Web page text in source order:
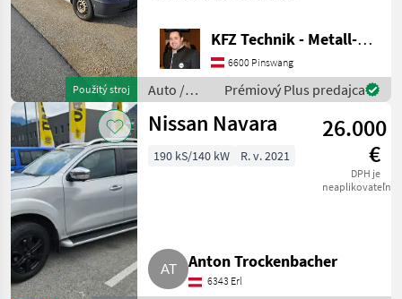
Použitý stroj
Einsatzbar Navi
Rückkamera Kein Allrad 3-
Sitzer Diesel 130PS 2
Besitzer Auto / Motocy
KFZ Technik - Metall-Maschinenbau Wörle
6600 Pinswang
Auto /
Motocykle
/ Sonstige
Prémiový Plus predajca
Nissan Navara
26.000
€
DPH je
neaplikovateľné
190 kS/140 kW R. v. 2021
Anton Trockenbacher
6343 Erl